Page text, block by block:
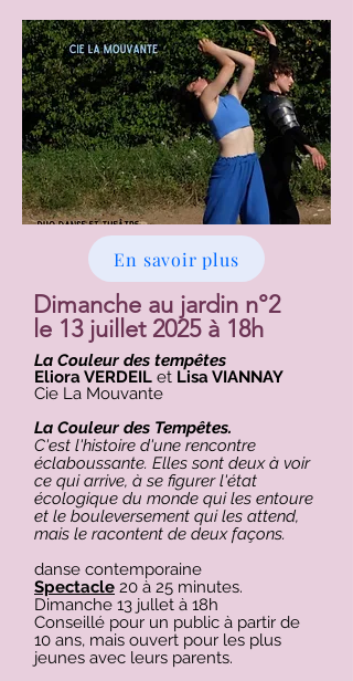
En savoir plus
Dimanche au jardin n°2
le 13 juillet 2025 à 18h
La Couleur des tempêtes
Eliora VERDEIL et Lisa VIANNAY
Cie La Mouvante​​
La Couleur des Tempêtes.
C'est l'histoire d'une rencontre
éclaboussante. Elles sont deux à voir
ce qui arrive, à se figurer l'état
écologique du monde qui les entoure
et le bouleversement qui les attend,
mais le racontent de deux façons.
​danse contemporaine
Spectacle 20 à 25 minutes.
Dimanche 13 jullet à 18h
Conseillé pour un public à partir de
10 ans, mais ouvert pour les plus
jeunes avec leurs parents.